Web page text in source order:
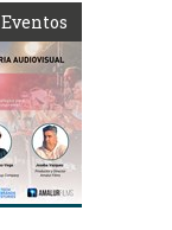
Eventos